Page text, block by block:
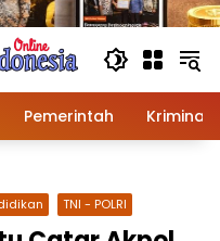
Pemerintah Kriminal
TNI - POLRI